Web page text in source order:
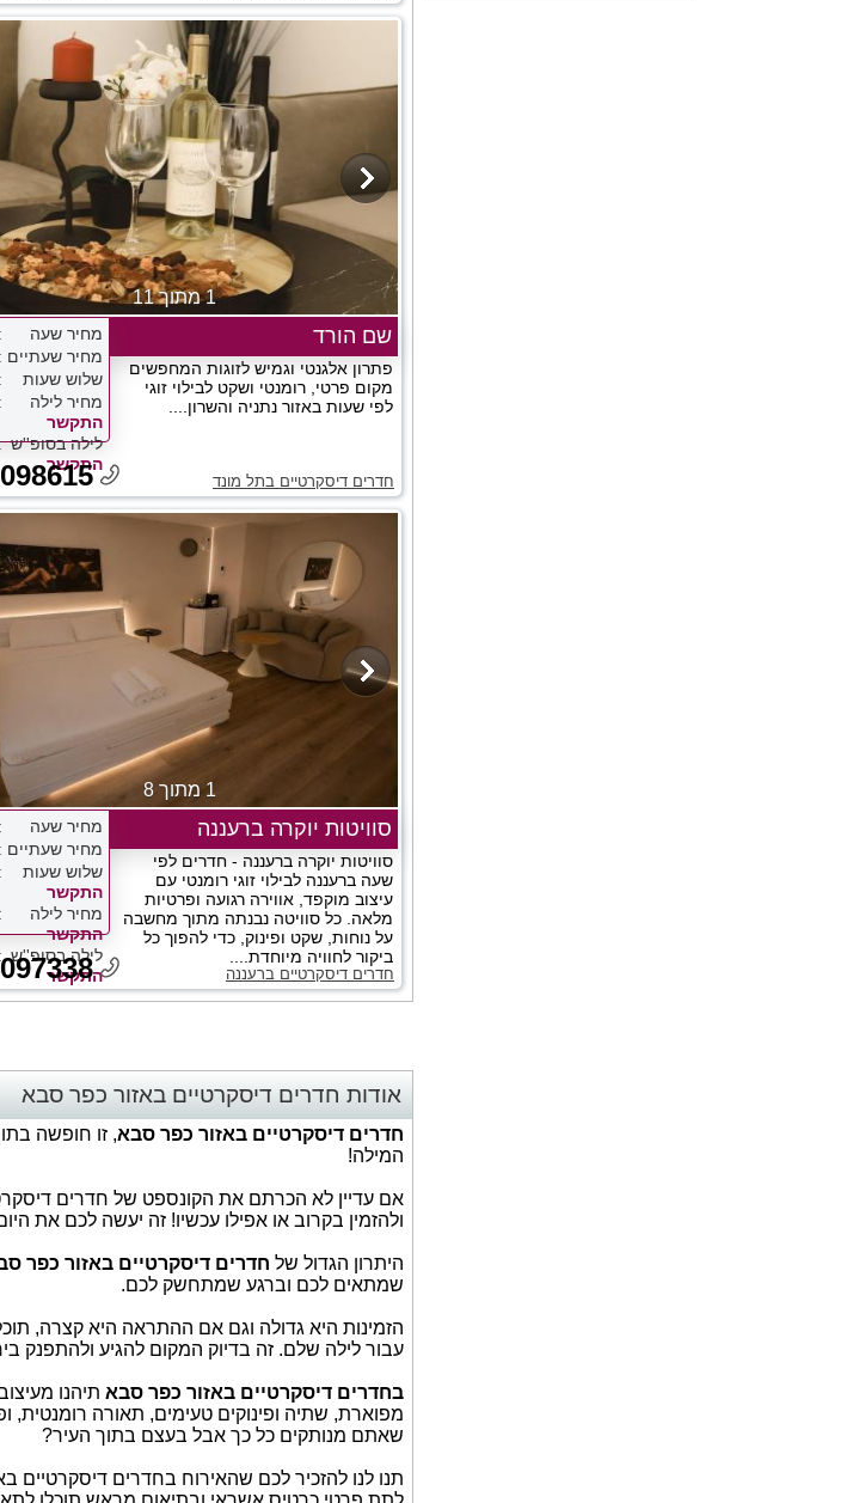
1 מתוך 11
שם הורד
פתרון אלגנטי וגמיש לזוגות המחפשים
מקום פרטי, רומנטי ושקט לבילוי זוגי
לפי שעות באזור נתניה והשרון....
חדרים דיסקרטיים בתל מונד
מחיר שעה
מחיר שעתיים
שלוש שעות
מחיר לילה
התקשר
לילה בסופ''ש
התקשר
1 מתוך 8
סוויטות יוקרה ברעננה
סוויטות יוקרה ברעננה - חדרים לפי
שעה ברעננה לבילוי זוגי רומנטי עם
עיצוב מוקפד, אווירה רגועה ופרטיות
מלאה. כל סוויטה נבנתה מתוך מחשבה
על נוחות, שקט ופינוק, כדי להפוך כל
ביקור לחוויה מיוחדת....
חדרים דיסקרטיים ברעננה
מחיר שעה
מחיר שעתיים
שלוש שעות
התקשר
מחיר לילה
התקשר
לילה בסופ''ש
התקשר
אודות חדרים דיסקרטיים באזור כפר סבא
חדרים דיסקרטיים באזור כפר סבא, זו חופשה
המילה!
אם עדיין לא הכרתם את הקונספט של חדרים
ולהזמין בקרוב או אפילו עכשיו! זה יעשה לכם את
היתרון הגדול של חדרים דיסקרטיים באזור כפר
שמתאים לכם וברגע שמתחשק לכם.
הזמינות היא גדולה וגם אם ההתראה היא קצרה,
עבור לילה שלם. זה בדיוק המקום להגיע ולהתפנק
בחדרים דיסקרטיים באזור כפר סבא תיהנו
מפוארת, שתיה ופינוקים טעימים, תאורה רומנטית,
שאתם מנותקים כל כך אבל בעצם בתוך העיר?
תנו לנו להזכיר לכם שהאירוח בחדרים דיסקרטיים